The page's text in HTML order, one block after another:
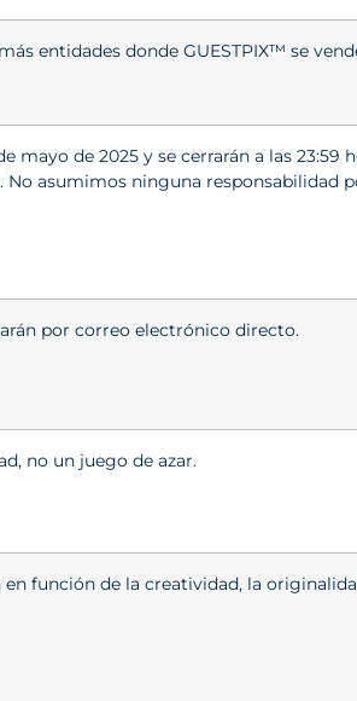
entidades donde GUESTPIX™ se
mayo de 2025 y se cerrarán a las 23:59
asumimos ninguna responsabilidad
por correo electrónico directo.
no un juego de azar.
función de la creatividad, la